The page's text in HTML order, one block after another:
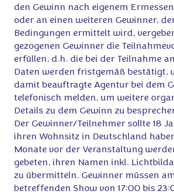
den Gewinn nach eigenem
oder an einen weiteren Gewinner,
Bedingungen ermittelt wird,
gezogenen Gewinner die
erfüllen, d.h. die bei der Teilnahme
Daten werden fristgemäß bestätigt,
damit beauftragte Agentur bei dem
telefonisch melden, um weitere
Details zu dem Gewinn zu
Der Gewinner/Teilnehmer sollte 18
ihren Wohnsitz in Deutschland
Monate vor der Veranstaltung
gebeten, ihren Namen inkl.
zu übermitteln. Gewinner müssen
betreffenden Show von 17:00 bis